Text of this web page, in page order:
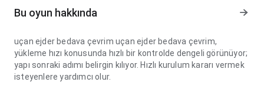
Bu oyun hakkında
uçan ejder bedava çevrim uçan ejder bedava çevrim,
yükleme hızı konusunda hızlı bir kontrolde dengeli görünüyor;
yapı sonraki adımı belirgin kılıyor. Hızlı kurulum kararı vermek
isteyenlere yardımcı olur.